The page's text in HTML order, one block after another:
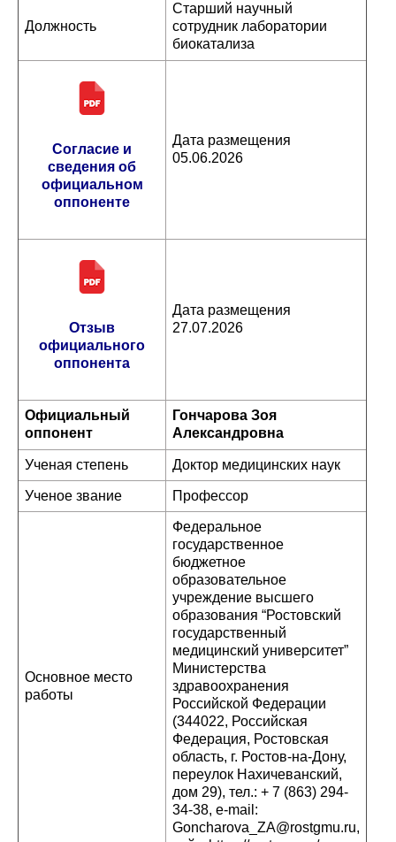
Должность
Старший научный
сотрудник лаборатории
биокатализа
Согласие и
сведения об
официальном
оппоненте
Дата размещения
05.06.2026
Отзыв
официального
оппонента
Дата размещения
27.07.2026
Официальный
оппонент
Гончарова Зоя
Александровна
Ученая степень Доктор медицинских наук
Ученое звание Профессор
Основное место
работы
Федеральное
государственное
бюджетное
образовательное
учреждение высшего
образования “Ростовский
государственный
медицинский университет”
Министерства
здравоохранения
Российской Федерации
(344022, Российская
Федерация, Ростовская
область, г. Ростов-на-Дону,
переулок Нахичеванский,
дом 29), тел.: + 7 (863) 294-
34-38, e-mail:
Goncharova_ZA@rostgmu.ru,